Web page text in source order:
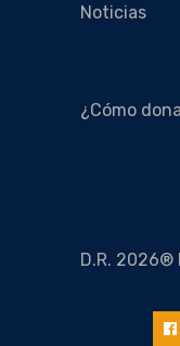
Noticias
¿Cómo
D.R. 2026®